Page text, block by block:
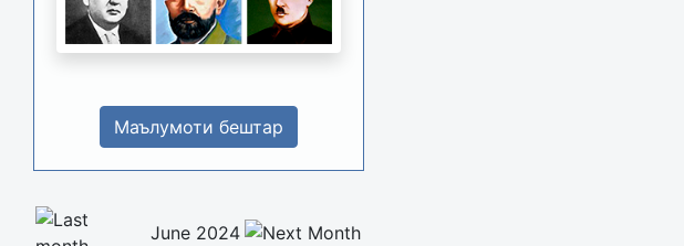
Маълумоти бештар
June 2024